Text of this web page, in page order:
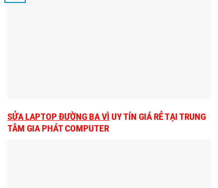
SỬA LAPTOP ĐƯỜNG BA VÌ UY TÍN GIÁ RẺ TẠI TRUNG
TÂM GIA PHÁT COMPUTER